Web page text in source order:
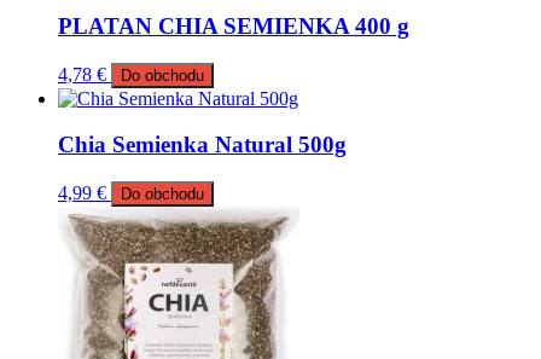
PLATAN CHIA SEMIENKA 400 g
4,78 € Do obchodu
Chia Semienka Natural 500g
4,99 € Do obchodu